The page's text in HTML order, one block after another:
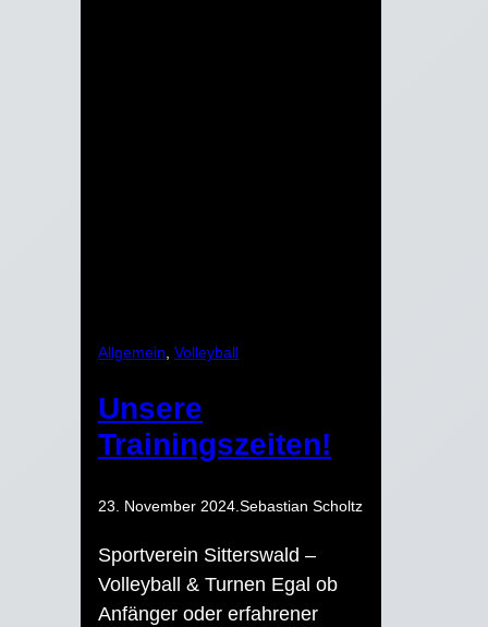
Allgemein, Volleyball
Unsere
Trainingszeiten!
23. November 2024.Sebastian Scholtz
Sportverein Sitterswald –
Volleyball & Turnen Egal ob
Anfänger oder erfahrener